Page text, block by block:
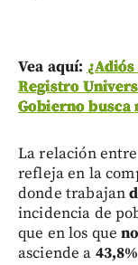
Vea aquí:
Registro
Gobierno
La relación entre
refleja en la
donde trabajan
incidencia de
que en los que
asciende a 43,8%